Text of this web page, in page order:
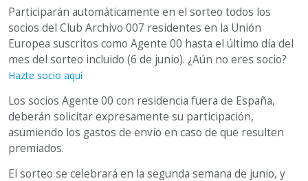
Participarán automáticamente en el sorteo todos los
socios del Club Archivo 007 residentes en la Unión
Europea suscritos como Agente 00 hasta el último día del
mes del sorteo incluido (6 de junio). ¿Aún no eres socio?
Hazte socio aquí
Los socios Agente 00 con residencia fuera de España,
deberán solicitar expresamente su participación,
asumiendo los gastos de envío en caso de que resulten
premiados.
El sorteo se celebrará en la segunda semana de junio, y